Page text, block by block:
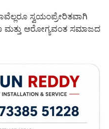
ಸ್ವಯಂಪ್ರೇರಿತವಾಗಿ
ಆರೋಗ್ಯವಂತ ಸಮಾಜದ